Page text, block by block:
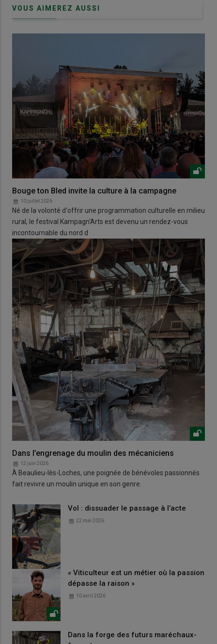
VOUS AIMEREZ AUSSI
Bouge ton Bled invite la culture à la campagne
10 juillet 2026
Né de la volonté d'offrir une programmation culturelle en milieu
rural, le festival Kampagn'Arts est devenu un rendez-vous
incontournable du nord d
Dans l’engrenage du moulin des mécaniciens
12 juin 2026
À Beaulieu-lès-Loches, une poignée de bénévoles passionnés
fait revivre un moulin unique en son genre.
Vol : dissuader le passage à l’acte
22 mai 2026
« Viticulteur est un métier où la passion
dépasse la raison »
10 avril 2026
Dans la forge des futurs maréchaux-